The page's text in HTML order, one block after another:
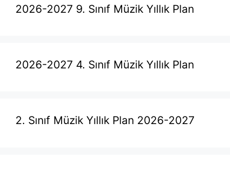
2026-2027 9. Sınıf Müzik Yıllık Plan
2026-2027 4. Sınıf Müzik Yıllık Plan
2. Sınıf Müzik Yıllık Plan 2026-2027